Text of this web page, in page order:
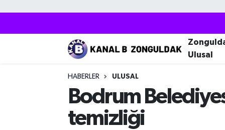
Ulusal
HABERLER ULUSAL
Bodrum
temizliği
Zonguldak Nöbetçi Eczaneler
Zonguldak Trafik Yoğunluk Haritası
Puan Durumu ve Fikstür